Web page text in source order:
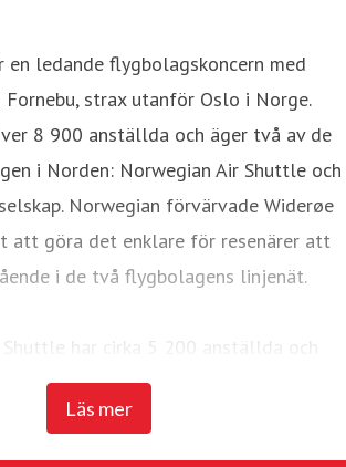
Läs mer
en ledande flygbolagskoncern med
strax utanför Oslo i Norge.
8 900 anställda och äger två av de
i Norden: Norwegian Air Shuttle och
Norwegian förvärvade Widerøe
att göra det enklare för resenärer att
i de två flygbolagens linjenät.
har cirka 5 200 anställda och
linjenät som binder samman de
med ett brett utbud av destinationer i